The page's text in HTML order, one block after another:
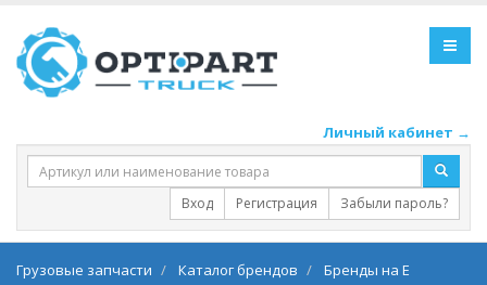
Личный кабинет →
Вход Регистрация Забыли пароль?
Грузовые запчасти Каталог брендов
Бренды на E